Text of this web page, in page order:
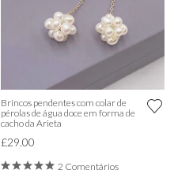
Brincos pendentes com colar de
pérolas de água doce em forma de
cacho da Arieta
£29.00
2 Comentários